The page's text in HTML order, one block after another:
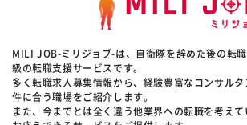
MILI JOB-ミリジョブ-は、自衛隊を辞めた後の転
級の転職支援サービスです。
多く転職求人募集情報から、経験豊富なコンサル
件に合う職場をご紹介します。
また、今までとは全く違う他業界への転職を考え